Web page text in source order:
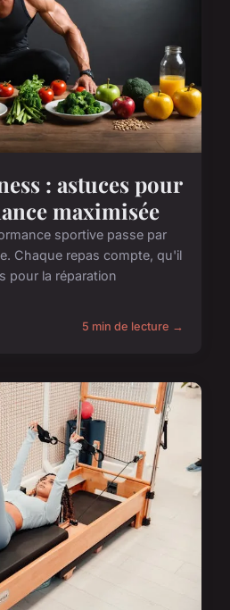
: astuces pour
maximisée
sportive passe par
Chaque repas compte, qu'il
pour la réparation
5 min de lecture →